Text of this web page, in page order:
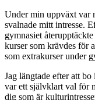
Under min uppväxt var
svalnade mitt intresse.
gymnasiet
kurser som krävdes för
som extrakurser under
Jag längtade efter att
var ett självklart val för
dig som är